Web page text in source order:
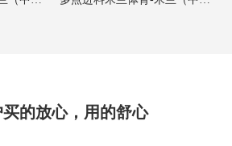
的放心，用的舒心